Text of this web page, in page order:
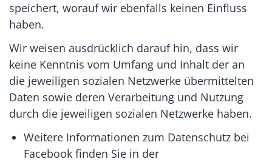
speichert, worauf wir ebenfalls keinen Einfluss
haben.
Wir weisen ausdrücklich darauf hin, dass wir
keine Kenntnis vom Umfang und Inhalt der an
die jeweiligen sozialen Netzwerke übermittelten
Daten sowie deren Verarbeitung und Nutzung
durch die jeweiligen sozialen Netzwerke haben.
Weitere Informationen zum Datenschutz bei
Facebook finden Sie in der